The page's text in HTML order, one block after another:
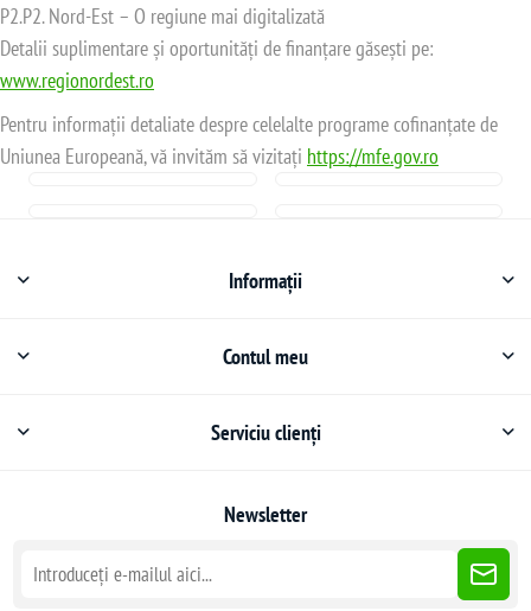
P2.P2. Nord-Est – O regiune mai digitalizată
Detalii suplimentare și oportunități de finanțare găsești pe:
www.regionordest.ro
Pentru informații detaliate despre celelalte programe cofinanțate de
Uniunea Europeană, vă invităm să vizitați https://mfe.gov.ro
Informații
Contul meu
Serviciu clienți
Newsletter